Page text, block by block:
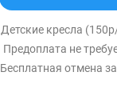
Детские кресла
Предоплата не
Бесплатная отмена